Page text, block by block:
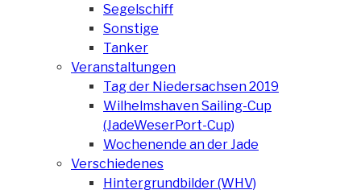
Segelschiff
Sonstige
Tanker
Veranstaltungen
Tag der Niedersachsen 2019
Wilhelmshaven Sailing-Cup
(JadeWeserPort-Cup)
Wochenende an der Jade
Verschiedenes
Hintergrundbilder (WHV)